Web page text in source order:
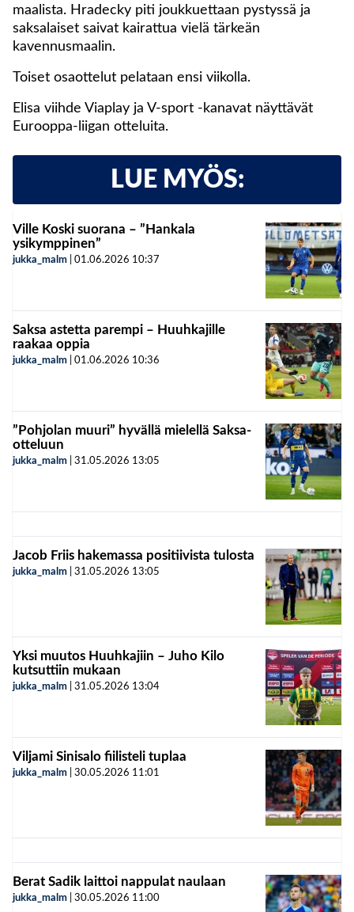
maalista. Hradecky piti joukkuettaan pystyssä ja
saksalaiset saivat kairattua vielä tärkeän
kavennusmaalin.
Toiset osaottelut pelataan ensi viikolla.
Elisa viihde Viaplay ja V-sport -kanavat näyttävät
Eurooppa-liigan otteluita.
LUE MYÖS:
Ville Koski suorana – ”Hankala
ysikymppinen”
jukka_malm 01.06.2026 10:37
Saksa astetta parempi – Huuhkajille
raakaa oppia
jukka_malm 01.06.2026 10:36
”Pohjolan muuri” hyvällä mielellä Saksa-
otteluun
jukka_malm 31.05.2026 13:05
Jacob Friis hakemassa positiivista tulosta
jukka_malm 31.05.2026 13:05
Yksi muutos Huuhkajiin – Juho Kilo
kutsuttiin mukaan
jukka_malm 31.05.2026 13:04
Viljami Sinisalo fiilisteli tuplaa
jukka_malm 30.05.2026 11:01
Berat Sadik laittoi nappulat naulaan
jukka_malm 30.05.2026 11:00